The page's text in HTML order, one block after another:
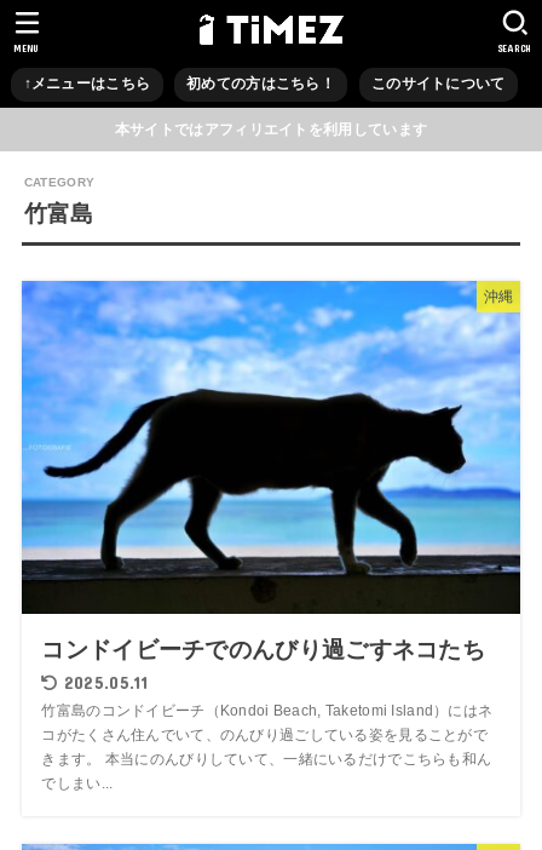
↑メニューはこちら 初めての方はこちら！ このサイトについて
SEARCH
MENU
本サイトではアフィリエイトを利用しています
竹富島
沖縄
コンドイビーチでのんびり過ごすネコたち
2025.05.11
竹富島のコンドイビーチ（Kondoi Beach, Taketomi Island）にはネ
コがたくさん住んでいて、のんびり過ごしている姿を見ることがで
きます。 本当にのんびりしていて、一緒にいるだけでこちらも和ん
でしまい...